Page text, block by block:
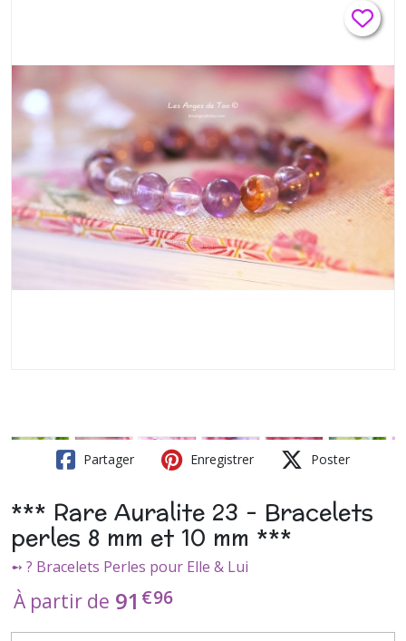
Partager Enregistrer Poster
*** Rare Auralite 23 - Bracelets
perles 8 mm et 10 mm ***
➻ ? Bracelets Perles pour Elle & Lui
À partir de 91 €96